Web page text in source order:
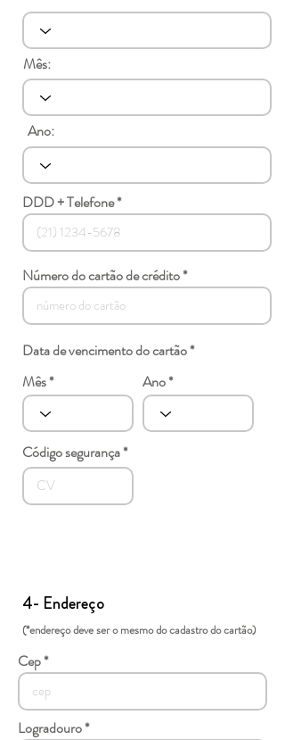
DDD + Telefone
Número do cartão de crédito
Data de vencimento do cartão *
Mês
Ano
Código segurança *
Mês:
Ano:
4- Endereço
(*endereço deve ser o mesmo do cadastro do cartão)
Cep
Logradouro